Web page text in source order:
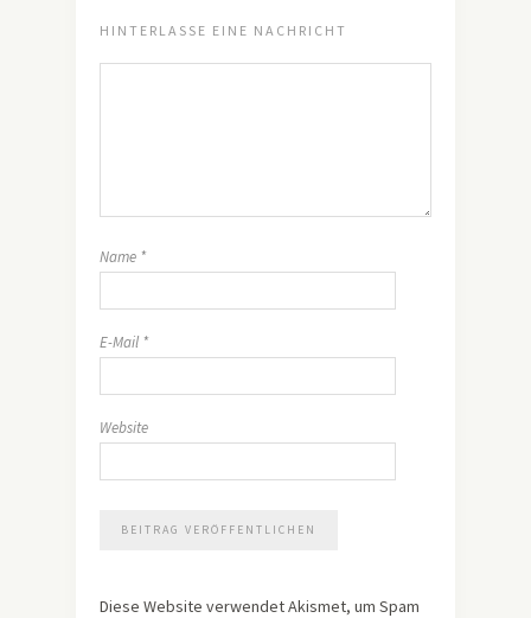
HINTERLASSE EINE NACHRICHT
Name *
E-Mail *
Website
Diese Website verwendet Akismet, um Spam